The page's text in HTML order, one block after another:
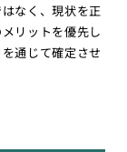
なく、現状を正
リットを優先し
通じて確定させ